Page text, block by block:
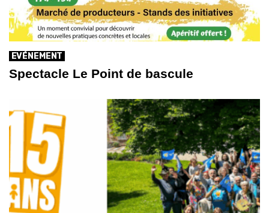
EVÉNEMENT
Spectacle Le Point de bascule